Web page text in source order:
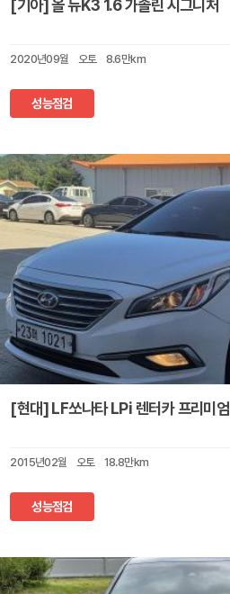
[기아] 올 뉴K3 1.6 가솔린 시그니처
2020년09월 오토 8.6만km
성능점검
[현대] LF쏘나타 LPi 렌터카 프리미엄
2015년02월 오토 18.8만km
성능점검